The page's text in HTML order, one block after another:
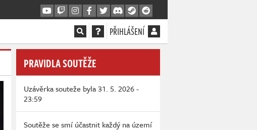
PŘIHLÁŠENÍ
PRAVIDLA SOUTĚŽE
Uzávěrka souteže byla 31. 5. 2026 -
23:59
Soutěže se smí účastnit každý na území